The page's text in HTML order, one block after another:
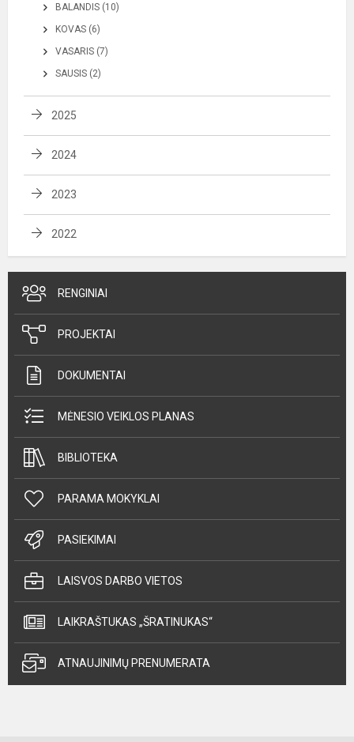
BALANDIS (10)
KOVAS (6)
VASARIS (7)
SAUSIS (2)
2025
2024
2023
2022
RENGINIAI
PROJEKTAI
DOKUMENTAI
MĖNESIO VEIKLOS PLANAS
BIBLIOTEKA
PARAMA MOKYKLAI
PASIEKIMAI
LAISVOS DARBO VIETOS
LAIKRAŠTUKAS „ŠRATINUKAS“
ATNAUJINIMŲ PRENUMERATA